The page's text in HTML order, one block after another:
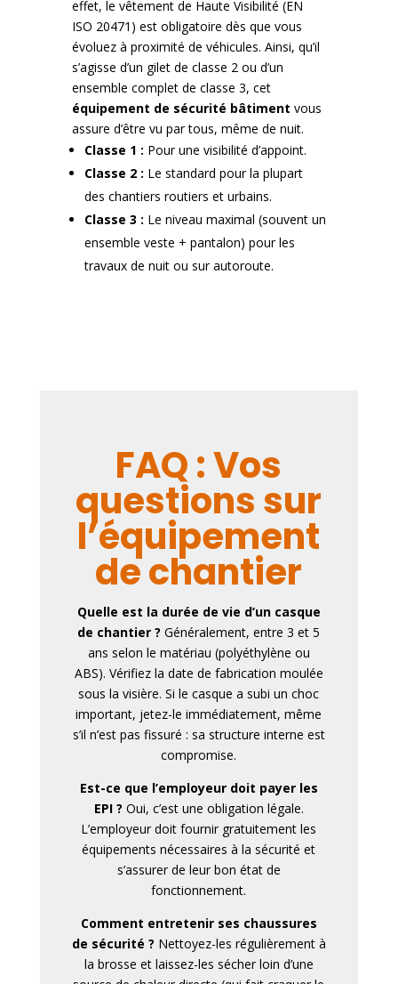
effet, le vêtement de Haute Visibilité (EN
ISO 20471) est obligatoire dès que vous
évoluez à proximité de véhicules. Ainsi, qu’il
s’agisse d’un gilet de classe 2 ou d’un
ensemble complet de classe 3, cet
équipement de sécurité bâtiment vous
assure d’être vu par tous, même de nuit.
Classe 1 : Pour une visibilité d’appoint.
Classe 2 : Le standard pour la plupart
des chantiers routiers et urbains.
Classe 3 : Le niveau maximal (souvent un
ensemble veste + pantalon) pour les
travaux de nuit ou sur autoroute.
FAQ : Vos
questions sur
l’équipement
de chantier
Quelle est la durée de vie d’un casque
de chantier ? Généralement, entre 3 et 5
ans selon le matériau (polyéthylène ou
ABS). Vérifiez la date de fabrication moulée
sous la visière. Si le casque a subi un choc
important, jetez-le immédiatement, même
s’il n’est pas fissuré : sa structure interne est
compromise.
Est-ce que l’employeur doit payer les
EPI ? Oui, c’est une obligation légale.
L’employeur doit fournir gratuitement les
équipements nécessaires à la sécurité et
s’assurer de leur bon état de
fonctionnement.
Comment entretenir ses chaussures
de sécurité ? Nettoyez-les régulièrement à
la brosse et laissez-les sécher loin d’une